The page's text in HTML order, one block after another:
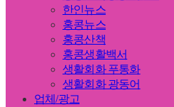
한인뉴스
홍콩뉴스
홍콩산책
홍콩생활백서
생활회화 푸통화
생활회화 광동어
업체/광고